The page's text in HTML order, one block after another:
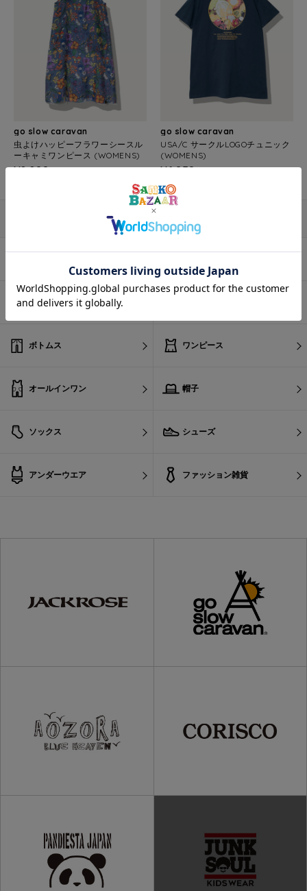
go slow caravan
虫よけハッピーフラワーシースル
ーキャミワンピース (WOMENS)
¥9,900
go slow caravan
USA/C サークルLOGOチュニック
(WOMENS)
¥6,050
1/1
カットソー
ボトムス ワンピース
オールインワン 帽子
ソックス シューズ
アンダーウエア ファッション雑貨